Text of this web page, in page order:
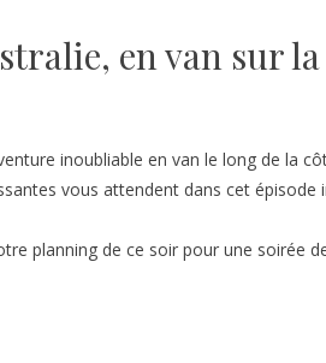
en van sur
inoubliable en van le long de la
vous attendent dans cet épisode
planning de ce soir pour une soirée